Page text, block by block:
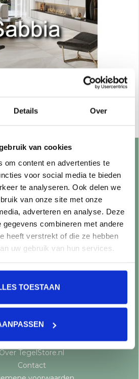
Details Over
van cookies
om content en advertenties te
voor social media te bieden
te analyseren. Ook delen we
van onze site met onze
adverteren en analyse. Deze
gegevens combineren met andere
heeft verstrekt of die ze hebben
uw gebruik van hun services.
TOESTAAN
Sabbia
bezoeken?
Openingstijden
een offerte aan
en bezorging
Betaalmethoden
Retourneren
kaliber & kleurnuances
& klachten
Klantenservice
vragen
TegelStore.nl
Contact